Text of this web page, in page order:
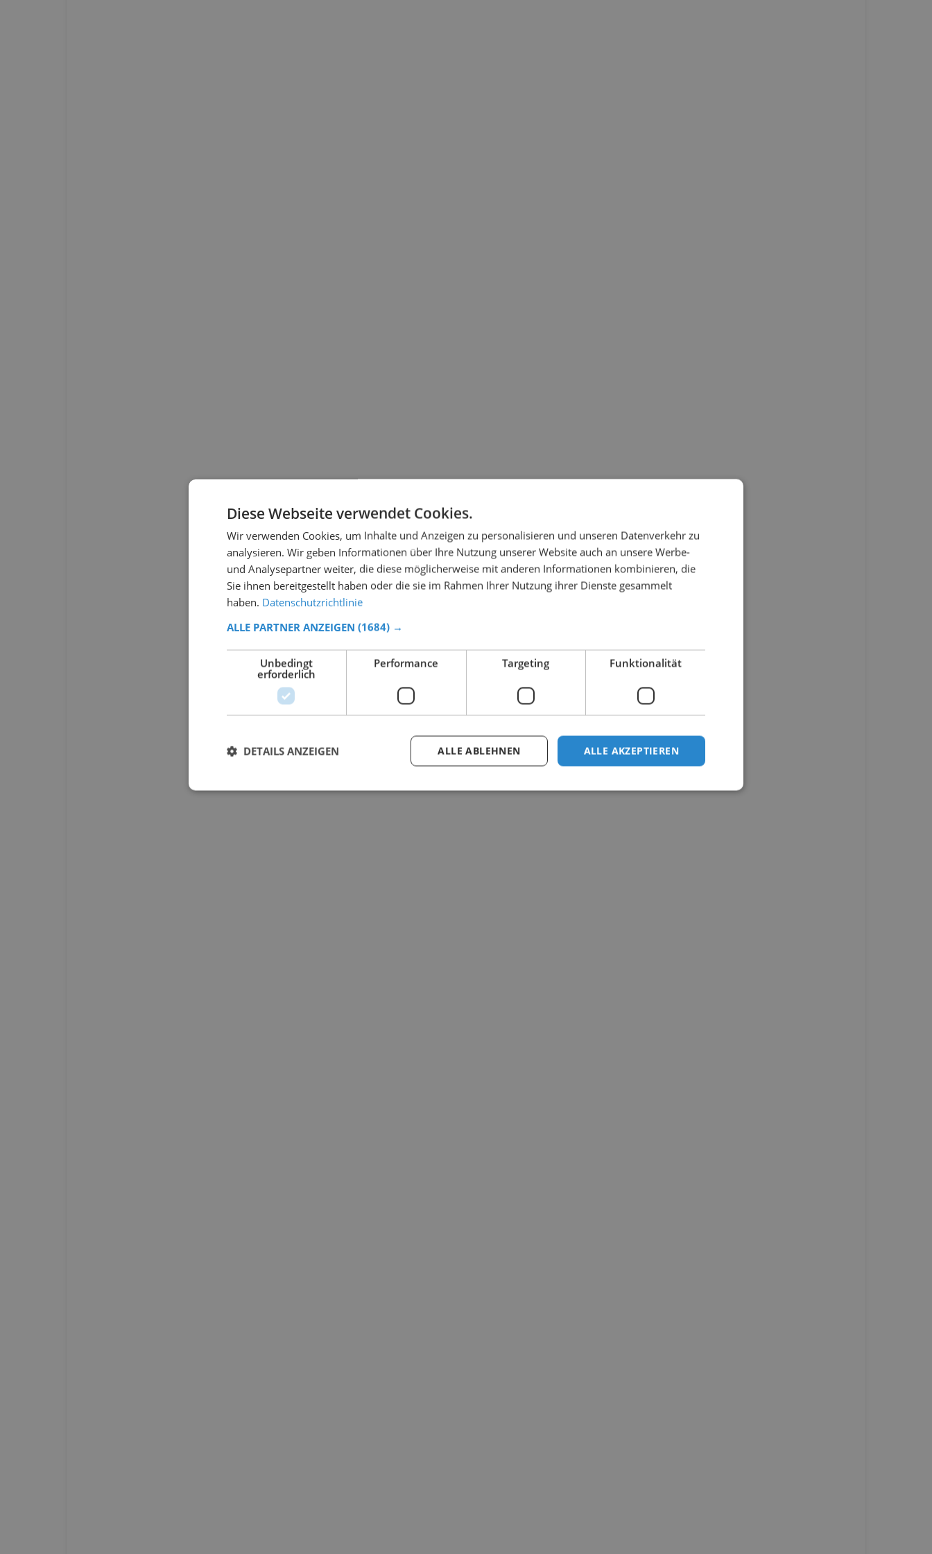
Diese Webseite verwendet Cookies.
Wir verwenden Cookies, um Inhalte und Anzeigen zu personalisieren und unseren Datenverkehr zu
analysieren. Wir geben Informationen über Ihre Nutzung unserer Website auch an unsere Werbe-
und Analysepartner weiter, die diese möglicherweise mit anderen Informationen kombinieren, die
Sie ihnen bereitgestellt haben oder die sie im Rahmen Ihrer Nutzung ihrer Dienste gesammelt
haben. Datenschutzrichtlinie
ALLE PARTNER ANZEIGEN (1684) →
Unbedingt
erforderlich
Performance Targeting Funktionalität
ALLE AKZEPTIEREN
ALLE ABLEHNEN
DETAILS ANZEIGEN